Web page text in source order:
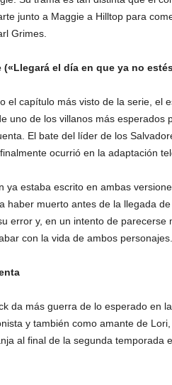
junto a Maggie a Hilltop para
Grimes.
el día en que ya no
el capítulo más visto de la serie, el
uno de los villanos más esperados
El bate del líder de los
ocurrió en la adaptación
ya estaba escrito en ambas
haber muerto antes de la llegada
error y, en un intento de parecerse
con la vida de ambos personajes.
da más guerra de lo esperado en
y también como amante de
al final de la segunda temporada